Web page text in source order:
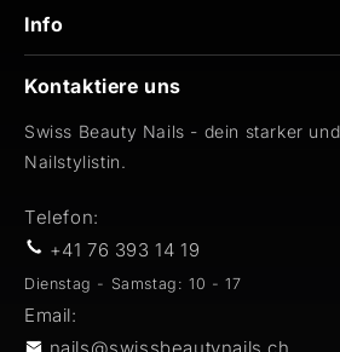
Info
Kontaktiere uns
Swiss Beauty Nails - dein starker
Nailstylistin.
Telefon:
+41 76 393 14 19
Dienstag - Samstag: 10 - 17
Email: